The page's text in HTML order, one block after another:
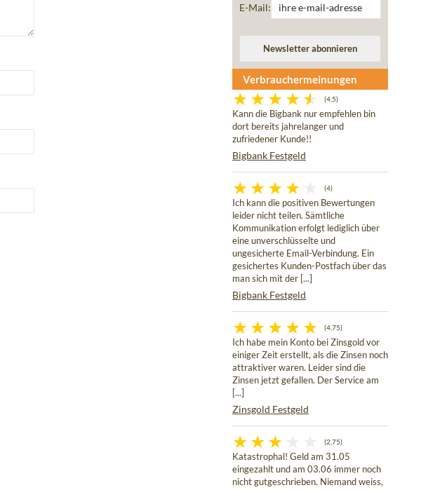
E-Mail:
Verbrauchermeinungen
(4,5)
Kann die Bigbank nur empfehlen bin
dort bereits jahrelanger und
zufriedener Kunde!!
Bigbank Festgeld
(4)
Ich kann die positiven Bewertungen
leider nicht teilen. Sämtliche
Kommunikation erfolgt lediglich über
eine unverschlüsselte und
ungesicherte Email-Verbindung. Ein
gesichertes Kunden-Postfach über das
man sich mit der [...]
Bigbank Festgeld
(4,75)
Ich habe mein Konto bei Zinsgold vor
einiger Zeit erstellt, als die Zinsen noch
attraktiver waren. Leider sind die
Zinsen jetzt gefallen. Der Service am
[...]
Zinsgold Festgeld
(2,75)
Katastrophal! Geld am 31.05
eingezahlt und am 03.06 immer noch
nicht gutgeschrieben. Niemand weiss,